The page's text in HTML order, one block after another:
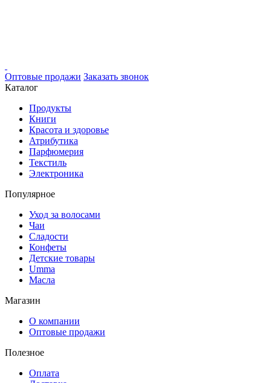
Оптовые продажи Заказать звонок
Каталог
Продукты
Книги
Красота и здоровье
Атрибутика
Парфюмерия
Текстиль
Электроника
Популярное
Уход за волосами
Чаи
Сладости
Конфеты
Детские товары
Umma
Масла
Магазин
О компании
Оптовые продажи
Полезное
Оплата